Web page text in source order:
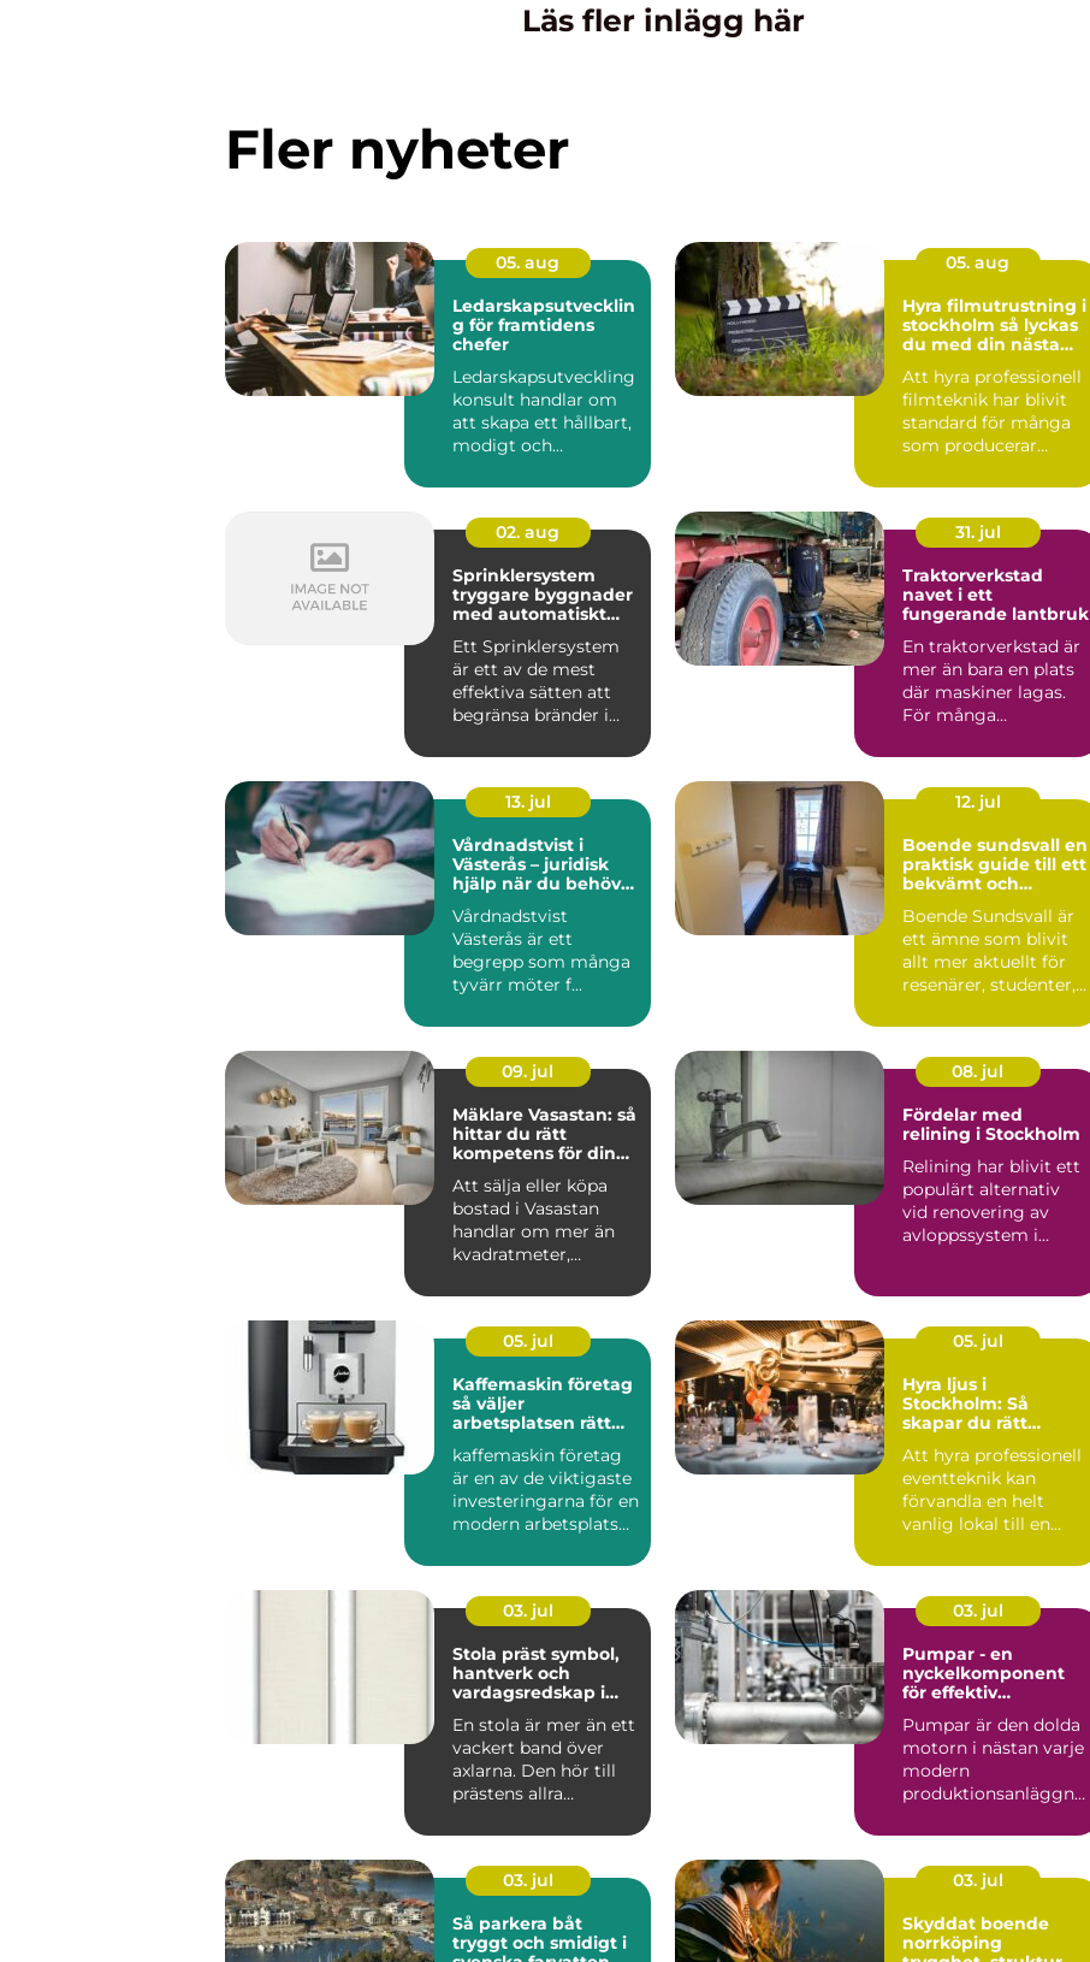
Läs fler inlägg här
Fler nyheter
05. aug
Ledarskapsutvecklin
g för framtidens
chefer
Ledarskapsutveckling
konsult handlar om
att skapa ett hållbart,
modigt och
05. aug
Hyra filmutrustning i
stockholm så lyckas
du med din nästa
Att hyra professionell
filmteknik har blivit
standard för många
som producerar
webbvideo...
02. aug
Sprinklersystem
tryggare byggnader
med automatiskt
Ett Sprinklersystem
är ett av de mest
effektiva sätten att
begränsa bränder i
up...
31. jul
Traktorverkstad
navet i ett
fungerande lantbruk
En traktorverkstad är
mer än bara en plats
där maskiner lagas.
För många
hjärtat ...
13. jul
Vårdnadstvist i
Västerås – juridisk
hjälp när du behöver
Vårdnadstvist
Västerås är ett
begrepp som många
tyvärr möter f...
12. jul
Boende sundsvall en
praktisk guide till ett
bekvämt och
Boende Sundsvall är
ett ämne som blivit
allt mer aktuellt för
resenärer, studenter,
09. jul
Mäklare Vasastan: så
hittar du rätt
kompetens för din
Att sälja eller köpa
bostad i Vasastan
handlar om mer än
kvadratmeter,
08. jul
Fördelar med
relining i Stockholm
Relining har blivit ett
populärt alternativ
vid renovering av
avloppssystem i
05. jul
Kaffemaskin företag
så väljer
arbetsplatsen rätt
kaffemaskin företag
är en av de viktigaste
investeringarna för en
modern arbetsplats
05. jul
Hyra ljus i
Stockholm: Så
skapar du rätt
event
Att hyra professionell
eventteknik kan
förvandla en helt
vanlig lokal till en
03. jul
Stola präst symbol,
hantverk och
vardagsredskap i
En stola är mer än ett
vackert band över
axlarna. Den hör till
prästens allra
03. jul
Pumpar - en
nyckelkomponent
för effektiv
Pumpar är den dolda
motorn i nästan varje
modern
produktionsanläggni
03. jul
Så parkera båt
tryggt och smidigt i
03. jul
Skyddat boende
norrköping